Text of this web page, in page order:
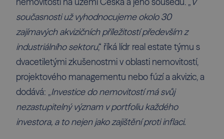
nemovitostí na území Česka a jeho sousedů. „V
současnosti už vyhodnocujeme okolo 30
zajímavých akvizičních příležitostí především z
industriálního sektoru,“ říká lídr real estate týmu s
dvacetiletými zkušenostmi v oblasti nemovitostí,
projektového managementu nebo fúzí a akvizic, a
dodává: „Investice do nemovitostí má svůj
nezastupitelný význam v portfoliu každého
investora, a to nejen jako zajištění proti inflaci.